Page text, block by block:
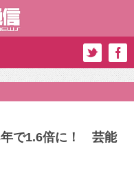
年で1.6倍に！ 芸能